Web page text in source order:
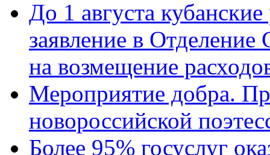
До 1 августа
заявление в
на возмещение
Мероприятие добра.
новороссийской
Более 95% госуслуг